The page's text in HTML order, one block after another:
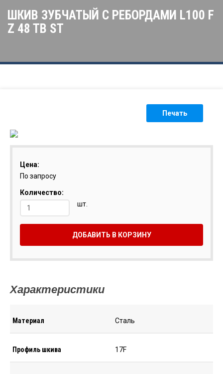
ШКИВ ЗУБЧАТЫЙ С РЕБОРДАМИ L100 F
Z 48 TB ST
Печать
Цена:
По запросу
Количество:
шт.
ДОБАВИТЬ В КОРЗИНУ
Характеристики
Материал Сталь
Профиль шкива 17F